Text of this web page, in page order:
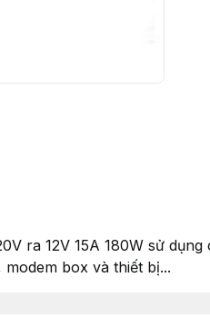
ra 12V 15A 180W sử
box và thiết bị...